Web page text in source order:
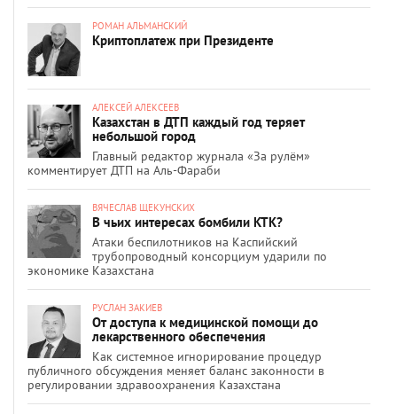
РОМАН АЛЬМАНСКИЙ
Криптоплатеж при Президенте
АЛЕКСЕЙ АЛЕКСЕЕВ
Казахстан в ДТП каждый год теряет
небольшой город
Главный редактор журнала «За рулём»
комментирует ДТП на Аль-Фараби
ВЯЧЕСЛАВ ЩЕКУНСКИХ
В чьих интересах бомбили КТК?
Атаки беспилотников на Каспийский
трубопроводный консорциум ударили по
экономике Казахстана
РУСЛАН ЗАКИЕВ
От доступа к медицинской помощи до
лекарственного обеспечения
Как системное игнорирование процедур
публичного обсуждения меняет баланс законности в
регулировании здравоохранения Казахстана